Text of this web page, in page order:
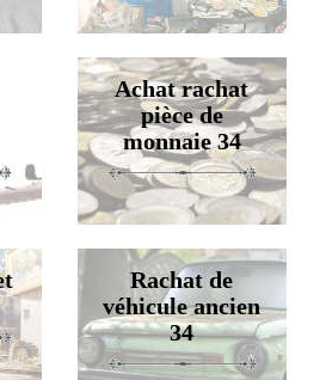
Achat rachat
pièce de
monnaie 34
Rachat de
véhicule ancien
34